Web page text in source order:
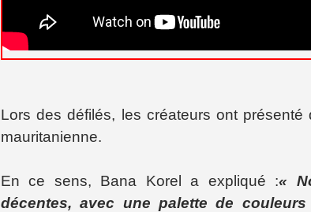
Lors des défilés, les créateurs ont présenté
mauritanienne.
En ce sens, Bana Korel a expliqué :«
décentes, avec une palette de